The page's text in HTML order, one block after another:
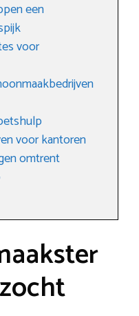
een
voor
voor kantoren
omtrent